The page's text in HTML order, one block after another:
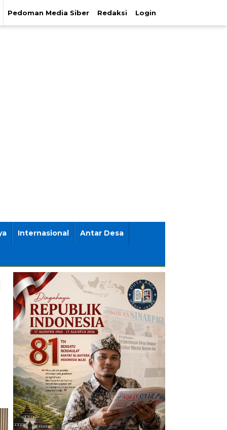
Pedoman Media Siber Redaksi Login
Internasional Antar Desa